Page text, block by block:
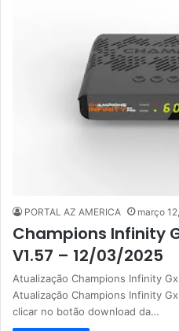
PORTAL AZ AMERICA março
Champions Infinity
V1.57 – 12/03/2025
Atualização Champions Infinity
Atualização Champions Infinity
clicar no botão download da…